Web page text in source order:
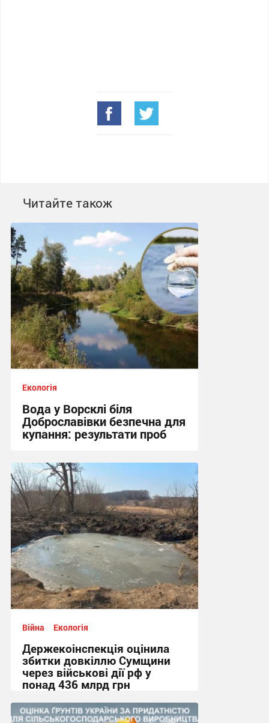
Читайте також
Екологія
Вода у Ворсклі біля
Доброславівки безпечна для
купання: результати проб
11:25, 27.07.2026
Війна Екологія
Держекоінспекція оцінила
збитки довкіллю Сумщини
через військові дії рф у
понад 436 млрд грн
20:50, 23.07.2026